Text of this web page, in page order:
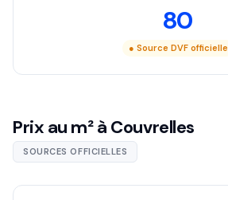
80
● Source DVF officielle
Prix au m² à Couvrelles
SOURCES OFFICIELLES